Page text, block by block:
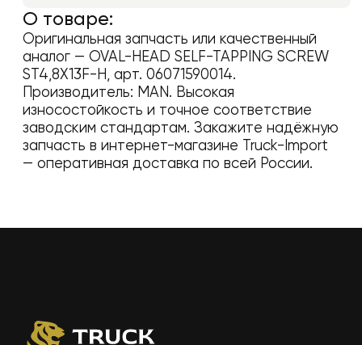
О товаре:
Оригинальная запчасть или качественный
аналог — OVAL-HEAD SELF-TAPPING SCREW
ST4,8X13F-H, арт. 06071590014.
Производитель: MAN. Высокая
износостойкость и точное соответствие
заводским стандартам. Закажите надёжную
запчасть в интернет-магазине Truck-Import
— оперативная доставка по всей России.